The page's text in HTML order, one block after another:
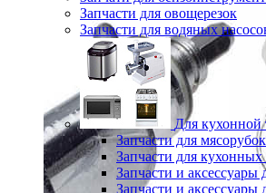
Запчасти для овощерезок
Запчасти для водяных
Для кухонной
Запчасти для мясорубок
Запчасти для кухонных
Запчасти и
Запчасти и аксессуары